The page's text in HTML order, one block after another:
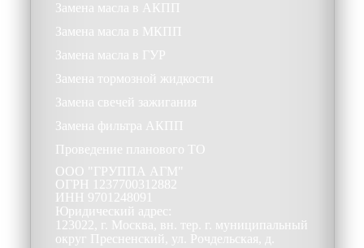
Замена масла в АКПП
Замена масла в МКПП
Замена масла в ГУР
Замена тормозной жидкости
Замена свечей зажигания
Замена фильтра АКПП
Проведение планового ТО
ООО "ГРУППА АГМ"
ОГРН
1237700312882
9701248091
Юридический адрес:
123022, г. Москва, вн. тер. г. муниципальный
округ Пресненский, ул. Рочдельская, д.